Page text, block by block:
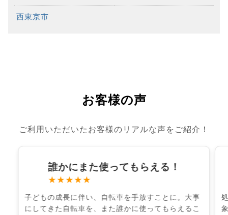
西東京市
お客様の声
ご利用いただいたお客様のリアルな声をご紹介！
誰かにまた使ってもらえる！
★★★★★
子どもの成長に伴い、自転車を手放すことに。大事
にしてきた自転車を、また誰かに使ってもらえるこ